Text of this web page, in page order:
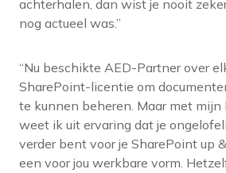
achterhalen, dan wist je nooit
nog actueel was.”
“Nu beschikte AED-Partner over
SharePoint-licentie om
te kunnen beheren. Maar met mijn
weet ik uit ervaring dat je
verder bent voor je SharePoint up
een voor jou werkbare vorm.